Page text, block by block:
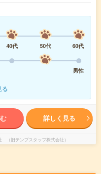
40代 50代
60代
男性
る
詳しく見る
（旧テンプスタッフ株式会社）